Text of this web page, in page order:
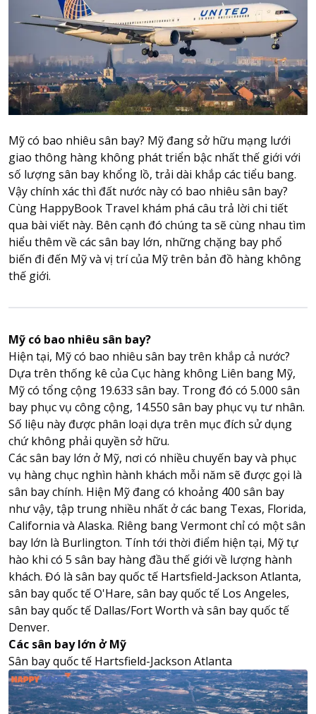
Travel SIM
Vietnam travel SIM
International travel SIM
Tours
Domestic tours
International Tours
Yacht
For you
Register as a collaborator
Payment instructions
Instructions for booking tickets
Transfer information
About HappyBook
About us
News
Contact us
Mỹ có bao nhiêu sân bay? Mỹ đang sở hữu mạng lưới
giao thông hàng không phát triển bậc nhất thế giới với
số lượng sân bay khổng lồ, trải dài khắp các tiểu bang.
Vậy chính xác thì đất nước này có bao nhiêu sân bay?
Cùng HappyBook Travel khám phá câu trả lời chi tiết
qua bài viết này. Bên cạnh đó chúng ta sẽ cùng nhau tìm
hiểu thêm về các sân bay lớn, những chặng bay phổ
biến đi đến Mỹ và vị trí của Mỹ trên bản đồ hàng không
thế giới.
Mỹ có bao nhiêu sân bay?
Hiện tại, Mỹ có bao nhiêu sân bay trên khắp cả nước?
Dựa trên thống kê của Cục hàng không Liên bang Mỹ,
Mỹ có tổng cộng 19.633 sân bay. Trong đó có 5.000 sân
bay phục vụ công cộng, 14.550 sân bay phục vụ tư nhân.
Số liệu này được phân loại dựa trên mục đích sử dụng
chứ không phải quyền sở hữu.
Các sân bay lớn ở Mỹ, nơi có nhiều chuyến bay và phục
vụ hàng chục nghìn hành khách mỗi năm sẽ được gọi là
sân bay chính. Hiện Mỹ đang có khoảng 400 sân bay
như vậy, tập trung nhiều nhất ở các bang Texas, Florida,
California và Alaska. Riêng bang Vermont chỉ có một sân
bay lớn là Burlington. Tính tới thời điểm hiện tại, Mỹ tự
hào khi có 5 sân bay hàng đầu thế giới về lượng hành
khách. Đó là sân bay quốc tế Hartsfield-Jackson Atlanta,
sân bay quốc tế O'Hare, sân bay quốc tế Los Angeles,
sân bay quốc tế Dallas/Fort Worth và sân bay quốc tế
Denver.
Các sân bay lớn ở Mỹ
Sân bay quốc tế Hartsfield-Jackson Atlanta